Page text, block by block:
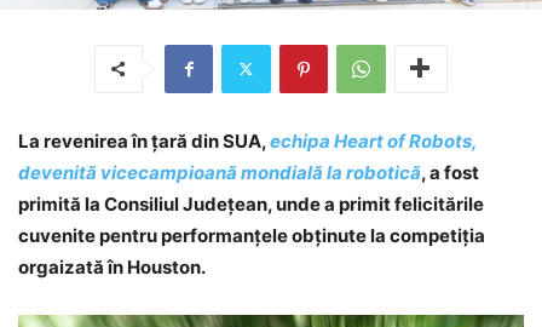
La revenirea în țară din SUA,echipa Heart of Robots,
devenită vicecampioană mondială la robotică, a fost
primită la Consiliul Județean, unde a primit felicitările
cuvenite pentru performanțele obținute la competiția
orgaizată în Houston.